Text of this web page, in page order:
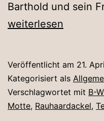
Barthold und sein
weiterlesen
Veröffentlicht am 21.
Kategorisiert als
Verschlagwortet mit B-
Motte, Rauhaardackel,